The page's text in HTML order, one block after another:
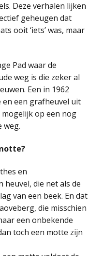
Deze verhalen lijken
geheugen dat
ooit ‘iets’ was, maar
Pad waar de
weg is die zeker al
Een in 1962
een grafheuvel uit
op een nog
weg.
en
heuvel, die net als de
van een beek. En dat
die misschien
een onbekende
toch een motte zijn